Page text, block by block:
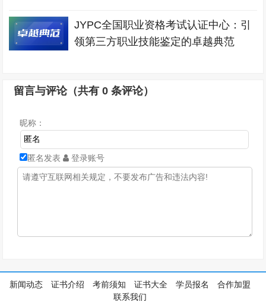
JYPC全国职业资格考试认证中心：引
领第三方职业技能鉴定的卓越典范
留言与评论（共有0 条评论）
昵称：
匿名发表 登录账号
新闻动态 证书介绍 考前须知 证书大全 学员报名
合作加盟
联系我们